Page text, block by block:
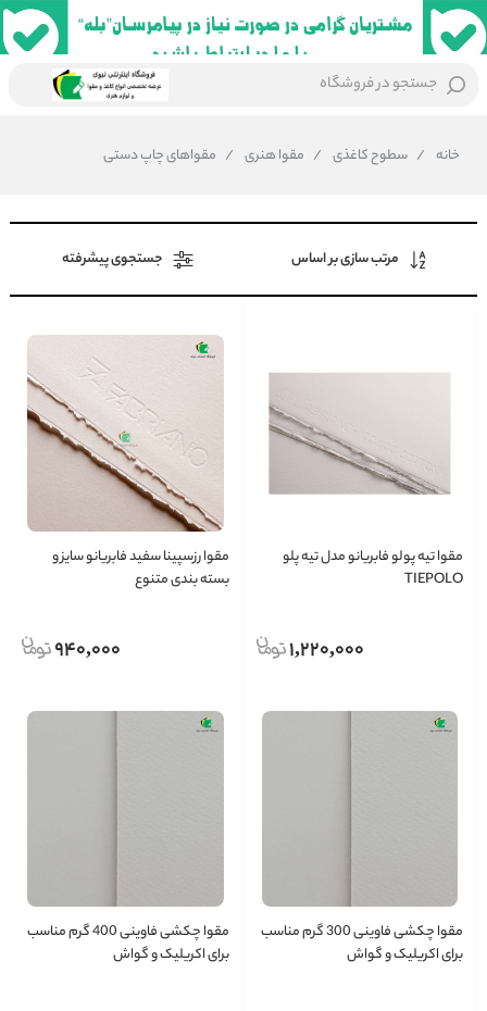
جستجو در فروشگاه
خانه / سطوح کاغذی / مقوا هنری / مقواهای چاپ دستی
مرتب سازی بر اساس جستجوی پیشرفته
مقوا تیه پولو فابریانو مدل تیه پلو
TIEPOLO
1,220,000
مقوا رزسپینا سفید فابریانو سایز و
بسته بندی متنوع
940,000
مقوا چکشی فاوینی 300 گرم مناسب
برای اکریلیک و گواش
مقوا چکشی فاوینی 400 گرم مناسب
برای اکریلیک و گواش